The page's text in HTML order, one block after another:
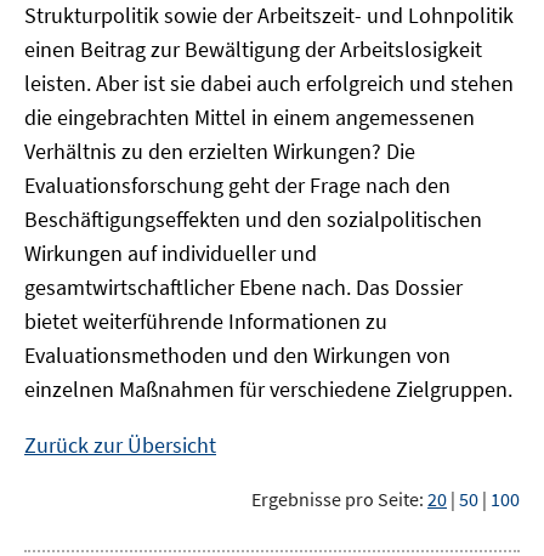
Strukturpolitik sowie der Arbeitszeit- und Lohnpolitik
einen Beitrag zur Bewältigung der Arbeitslosigkeit
leisten. Aber ist sie dabei auch erfolgreich und stehen
die eingebrachten Mittel in einem angemessenen
Verhältnis zu den erzielten Wirkungen? Die
Evaluationsforschung geht der Frage nach den
Beschäftigungseffekten und den sozialpolitischen
Wirkungen auf individueller und
gesamtwirtschaftlicher Ebene nach. Das Dossier
bietet weiterführende Informationen zu
Evaluationsmethoden und den Wirkungen von
einzelnen Maßnahmen für verschiedene Zielgruppen.
Zurück zur Übersicht
Ergebnisse pro Seite: 20 | 50 | 100